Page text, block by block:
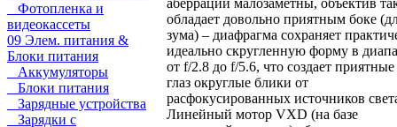
Фотопленка и
видеокассеты
09 Элем. питания &
Блоки питания
Аккумуляторы
Блоки питания
Зарядные устройства
Зарядки с
аберрации малозаметны, объектив
обладает довольно приятным боке
зума) – диафрагма сохраняет
идеально скругленную форму в
от f/2.8 до f/5.6, что создает приятные
глаз округлые блики от
расфокусированных источников
Линейный мотор VXD (на базе